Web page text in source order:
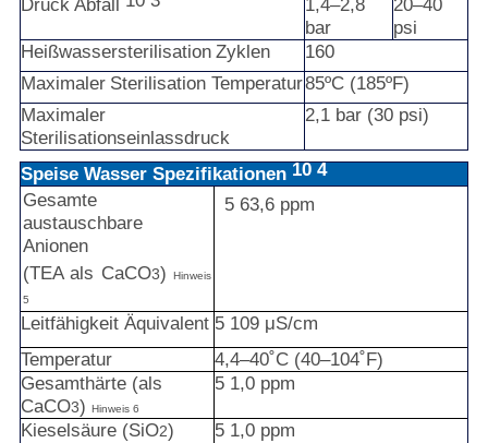
Druck Abfall
1,4–2,8
bar
20–40
psi
Heißwassersterilisation Zyklen
160
Maximaler Sterilisation Temperatur85ºC (185ºF)
Maximaler
Sterilisationseinlassdruck
2,1 bar (30 psi)
Speise Wasser Spezifikationen 10 4
Gesamte
austauschbare
Anionen
(TEA als CaCO3)
Hinweis
5
5 63,6 ppm
Leitfähigkeit Äquivalent 5 109 μS/cm
Temperatur
4,4–40˚C (40–104˚F)
Gesamthärte (als
CaCO3) Hinweis 6
5 1,0 ppm
Kieselsäure (SiO2) 5 1,0 ppm